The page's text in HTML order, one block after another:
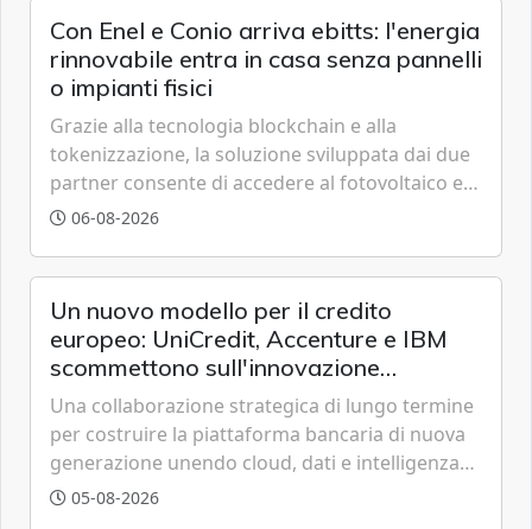
Con Enel e Conio arriva ebitts: l'energia
rinnovabile entra in casa senza pannelli
o impianti fisici
Grazie alla tecnologia blockchain e alla
tokenizzazione, la soluzione sviluppata dai due
partner consente di accedere al fotovoltaico e
all'eolico ottenendo risparmi diretti in bolletta,
06-08-2026
Un nuovo modello per il credito
europeo: UniCredit, Accenture e IBM
scommettono sull'innovazione
tecnologica
Una collaborazione strategica di lungo termine
per costruire la piattaforma bancaria di nuova
generazione unendo cloud, dati e intelligenza
artificiale.
05-08-2026